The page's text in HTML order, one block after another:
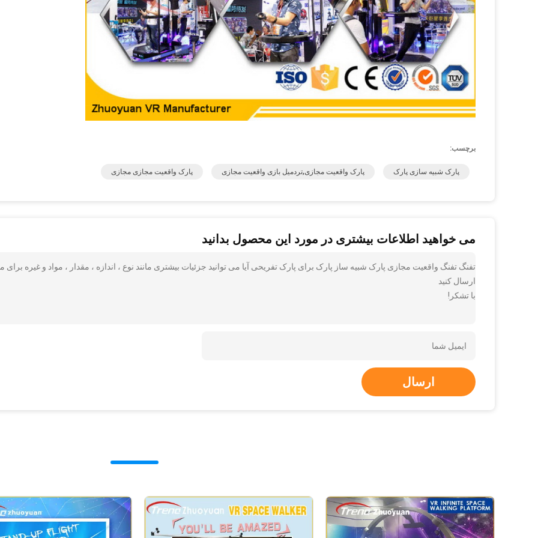
برچسب:
پارک شبیه سازی پارک پارک واقعیت مجازی,تردمیل بازی واقعیت مجازی پارک واقعیت مجازی مجازی
می خواهید اطلاعات بیشتری در مورد این محصول بدانید
تفنگ تفنگ واقعیت مجازی پارک شبیه ساز پارک برای پارک تفریحی آیا می توانید جزئیات بیشتری مانند نوع ، اندازه ، مقدار ، مواد و غیره برای
ارسال کنید
با تشکر!
ارسال